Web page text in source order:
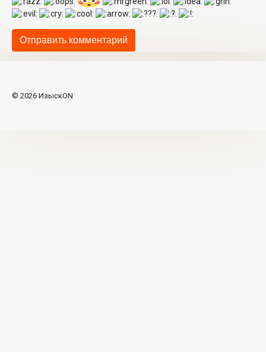
© 2026 ИзыскON